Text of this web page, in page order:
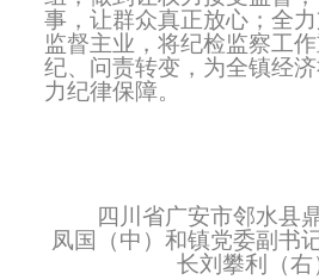
事，让群众真正放心；全
监督主业，将纪检监察工
纪、问责转变，为全镇经
力纪律保障。
四川省广安市邻水县
凤国（中）和镇党委副书
长刘攀利（右